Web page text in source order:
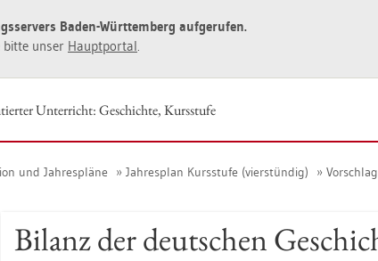
Baden-Würt­tem­berg auf­ge­ru­fen.
bitte unser Haupt­por­tal.
Un­ter­richt: Ge­schich­te, Kurs­stu­fe
und Jah­res­plä­ne Jah­res­plan Kurs­stu­fe (vier­stün­dig)
Bi­lanz der deut­schen